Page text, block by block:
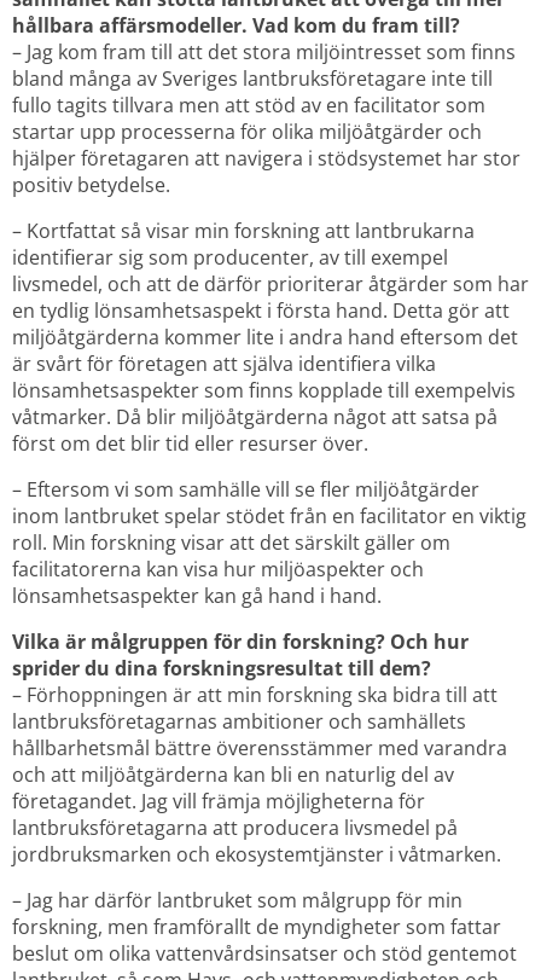
hållbara affärsmodeller. Vad kom du fram till?
– Jag kom fram till att det stora miljöintresset som finns
bland många av Sveriges lantbruksföretagare inte till
fullo tagits tillvara men att stöd av en facilitator som
startar upp processerna för olika miljöåtgärder och
hjälper företagaren att navigera i stödsystemet har stor
positiv betydelse.
– Kortfattat så visar min forskning att lantbrukarna
identifierar sig som producenter, av till exempel
livsmedel, och att de därför prioriterar åtgärder som har
en tydlig lönsamhetsaspekt i första hand. Detta gör att
miljöåtgärderna kommer lite i andra hand eftersom det
är svårt för företagen att själva identifiera vilka
lönsamhetsaspekter som finns kopplade till exempelvis
våtmarker. Då blir miljöåtgärderna något att satsa på
först om det blir tid eller resurser över.
– Eftersom vi som samhälle vill se fler miljöåtgärder
inom lantbruket spelar stödet från en facilitator en viktig
roll. Min forskning visar att det särskilt gäller om
facilitatorerna kan visa hur miljöaspekter och
lönsamhetsaspekter kan gå hand i hand.
Vilka är målgruppen för din forskning? Och hur
sprider du dina forskningsresultat till dem?
– Förhoppningen är att min forskning ska bidra till att
lantbruksföretagarnas ambitioner och samhällets
hållbarhetsmål bättre överensstämmer med varandra
och att miljöåtgärderna kan bli en naturlig del av
företagandet. Jag vill främja möjligheterna för
lantbruksföretagarna att producera livsmedel på
jordbruksmarken och ekosystemtjänster i våtmarken.
– Jag har därför lantbruket som målgrupp för min
forskning, men framförallt de myndigheter som fattar
beslut om olika vattenvårdsinsatser och stöd gentemot